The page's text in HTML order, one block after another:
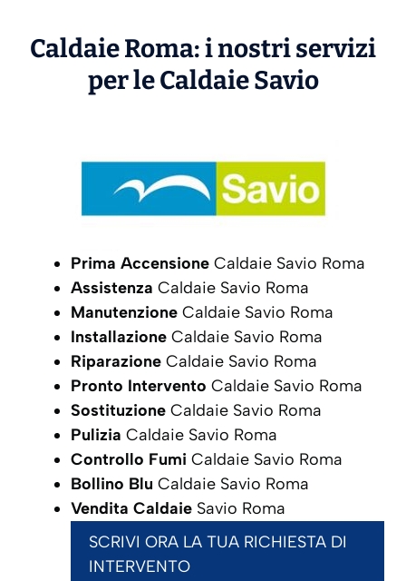
Caldaie Roma: i nostri servizi
per le CaldaieSavio
Prima Accensione Caldaie Savio Roma
Assistenza Caldaie Savio Roma
Manutenzione Caldaie Savio Roma
Installazione Caldaie Savio Roma
Riparazione Caldaie Savio Roma
Pronto Intervento Caldaie Savio Roma
Sostituzione Caldaie Savio Roma
Pulizia Caldaie Savio Roma
Controllo Fumi Caldaie Savio Roma
Bollino Blu Caldaie Savio Roma
Vendita Caldaie Savio Roma
SCRIVI ORA LA TUA RICHIESTA DI
INTERVENTO